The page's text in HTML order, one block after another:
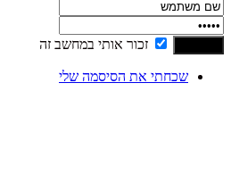
זכור אותי במחשב זה
שכחתי את הסיסמה שלי